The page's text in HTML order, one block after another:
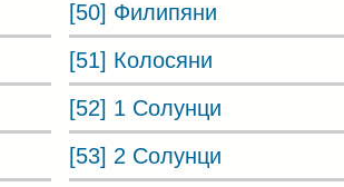
[50] Филипяни
[51] Колосяни
[52] 1 Солунци
[53] 2 Солунци